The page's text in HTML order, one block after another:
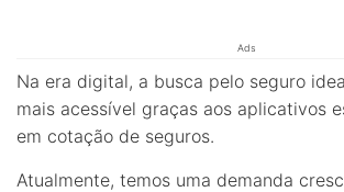
Ads
Na era digital, a busca pelo seguro
mais acessível graças aos aplicativos
em cotação de seguros.
Atualmente, temos uma demanda